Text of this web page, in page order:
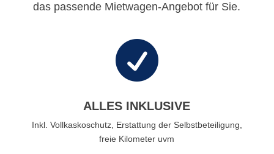
das passende Mietwagen-Angebot für Sie.

ALLES INKLUSIVE
Inkl. Vollkaskoschutz, Erstattung der Selbstbeteiligung,
freie Kilometer uvm